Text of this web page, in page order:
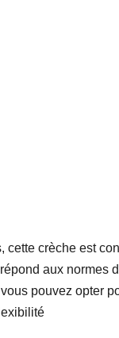
cette crèche est
aux normes
pouvez opter